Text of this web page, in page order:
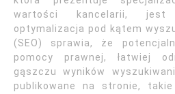
wartości kancelarii, jest
optymalizacja pod kątem
(SEO) sprawia, że
pomocy prawnej, łatwiej
gąszczu wyników
publikowane na stronie,